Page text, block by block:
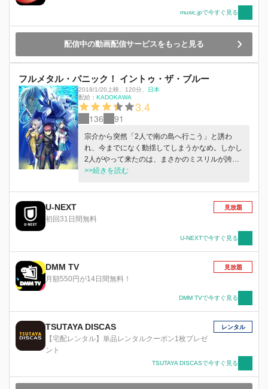
music.jpで今すぐ見る
配信中の動画配信サービスをもっと見る
フルメタル・パニック！ イントゥ・ザ・ブルー
2018/1/20上映 120分
日本
配給： KADOKAWA
3.4
136 91
宗介から突然「2人で南の島へ行こう」と誘わ
れ、今までになく動揺してしまうかなめ。しかし
2人がやって来たのは、まさかのミスリルが誇る
潜水艦だった!?しかも歓待を受ける中、死んだは
し…？
>>続きを読む
U-NEXT
初回31日間無料
見放題
U-NEXTで今すぐ見る
DMM TV
月額550円が14日間無料！
見放題
DMM TVで今すぐ見る
TSUTAYA DISCAS
【宅配レンタル】単品レンタルクーポン1枚プレゼ
ント
レンタル
TSUTAYA DISCASで今すぐ見る